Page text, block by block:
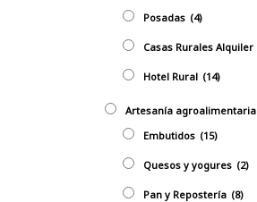
Posadas (4)
Casas Rurales Alquiler
Hotel Rural (14)
Artesanía agroalimentaria
Embutidos (15)
Quesos y yogures (2)
Pan y Repostería (8)